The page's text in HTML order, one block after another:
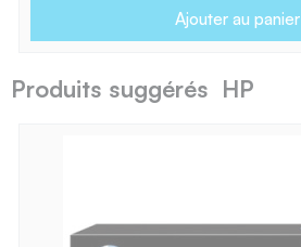
Ajouter au panier
Produits suggérés HP